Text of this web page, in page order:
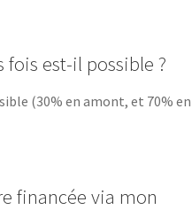
est-il possible ?
(30% en amont, et 70% en
financée via mon